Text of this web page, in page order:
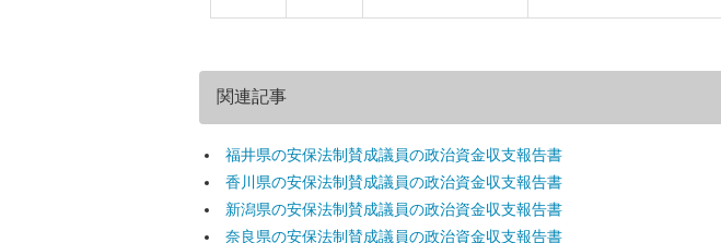
関連記事
福井県の安保法制賛成議員の政治資金収支報告書
香川県の安保法制賛成議員の政治資金収支報告書
新潟県の安保法制賛成議員の政治資金収支報告書
奈良県の安保法制賛成議員の政治資金収支報告書